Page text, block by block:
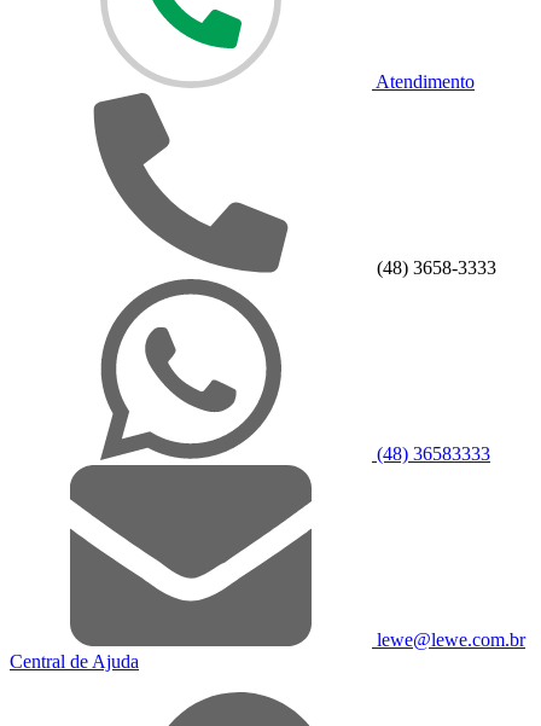
Atendimento
(48) 3658-3333
(48) 36583333
lewe@lewe.com.br
Central de Ajuda